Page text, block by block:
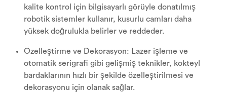
kalite kontrol için bilgisayarlı görüyle donatılmış
robotik sistemler kullanır, kusurlu camları daha
yüksek doğrulukla belirler ve reddeder.
Özelleştirme ve Dekorasyon: Lazer işleme ve
otomatik serigrafi gibi gelişmiş teknikler, kokteyl
bardaklarının hızlı bir şekilde özelleştirilmesi ve
dekorasyonu için olanak sağlar.